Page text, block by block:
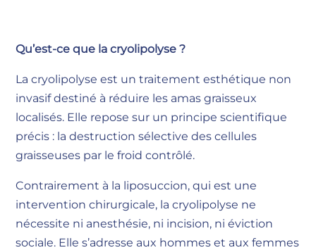
Qu’est-ce que la cryolipolyse ?
La cryolipolyse est un traitement esthétique non
invasif destiné à réduire les amas graisseux
localisés. Elle repose sur un principe scientifique
précis : la destruction sélective des cellules
graisseuses par le froid contrôlé.
Contrairement à la liposuccion, qui est une
intervention chirurgicale, la cryolipolyse ne
nécessite ni anesthésie, ni incision, ni éviction
sociale. Elle s’adresse aux hommes et aux femmes